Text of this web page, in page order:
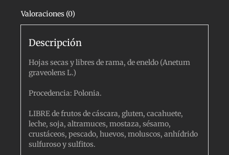
Valoraciones (0)
Descripción
Hojas secas y libres de rama, de eneldo (Anetum
graveolens L.)
Procedencia: Polonia.
LIBRE de frutos de cáscara, gluten, cacahuete,
leche, soja, altramuces, mostaza, sésamo,
crustáceos, pescado, huevos, moluscos, anhídrido
sulfuroso y sulfitos.